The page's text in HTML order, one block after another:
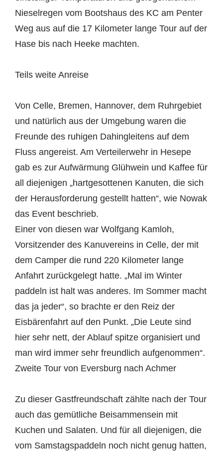
Nieselregen vom Bootshaus des KC am Penter
Weg aus auf die 17 Kilometer lange Tour auf der
Hase bis nach Heeke machten.
Teils weite Anreise
Von Celle, Bremen, Hannover, dem Ruhrgebiet
und natürlich aus der Umgebung waren die
Freunde des ruhigen Dahingleitens auf dem
Fluss angereist. Am Verteilerwehr in Hesepe
gab es zur Aufwärmung Glühwein und Kaffee für
all diejenigen „hartgesottenen Kanuten, die sich
der Herausforderung gestellt hatten“, wie Nowak
das Event beschrieb.
Einer von diesen war Wolfgang Kamloh,
Vorsitzender des Kanuvereins in Celle, der mit
dem Camper die rund 220 Kilometer lange
Anfahrt zurückgelegt hatte. „Mal im Winter
paddeln ist halt was anderes. Im Sommer macht
das ja jeder“, so brachte er den Reiz der
Eisbärenfahrt auf den Punkt. „Die Leute sind
hier sehr nett, der Ablauf spitze organisiert und
man wird immer sehr freundlich aufgenommen“.
Zweite Tour von Eversburg nach Achmer
Zu dieser Gastfreundschaft zählte nach der Tour
auch das gemütliche Beisammensein mit
Kuchen und Salaten. Und für all diejenigen, die
vom Samstagspaddeln noch nicht genug hatten,